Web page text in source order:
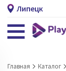
Липецк
Главная Каталог